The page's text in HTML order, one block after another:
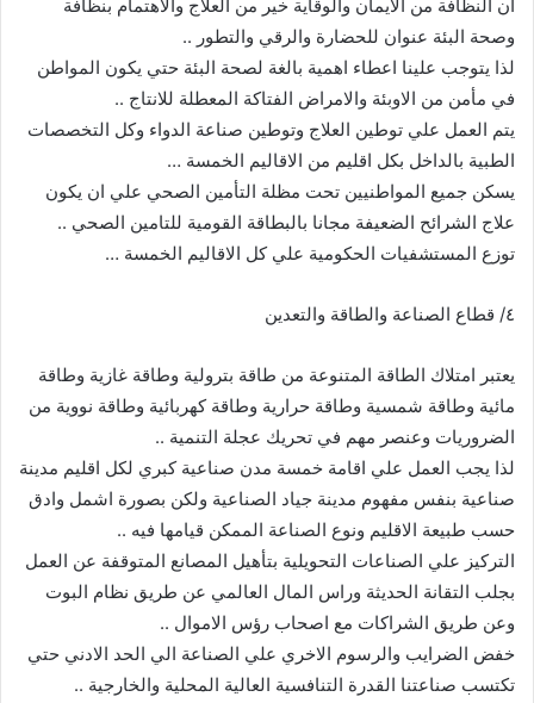
ان النظافة من الايمان والوقاية خير من العلاج والاهتمام بنظافة
وصحة البئة عنوان للحضارة والرقي والتطور ..
لذا يتوجب علينا اعطاء اهمية بالغة لصحة البئة حتي يكون المواطن
في مأمن من الاوبئة والامراض الفتاكة المعطلة للانتاج ..
يتم العمل علي توطين العلاج وتوطين صناعة الدواء وكل التخصصات
الطبية بالداخل بكل اقليم من الاقاليم الخمسة …
يسكن جميع المواطنيين تحت مظلة التأمين الصحي علي ان يكون
علاج الشرائح الضعيفة مجانا بالبطاقة القومية للتامين الصحي ..
توزع المستشفيات الحكومية علي كل الاقاليم الخمسة …
٤/ قطاع الصناعة والطاقة والتعدين
يعتبر امتلاك الطاقة المتنوعة من طاقة بترولية وطاقة غازية وطاقة
مائية وطاقة شمسية وطاقة حرارية وطاقة كهربائية وطاقة نووية من
الضروريات وعنصر مهم في تحريك عجلة التنمية ..
لذا يجب العمل علي اقامة خمسة مدن صناعية كبري لكل اقليم مدينة
صناعية بنفس مفهوم مدينة جياد الصناعية ولكن بصورة اشمل وادق
حسب طبيعة الاقليم ونوع الصناعة الممكن قيامها فيه ..
التركيز علي الصناعات التحويلية بتأهيل المصانع المتوقفة عن العمل
بجلب التقانة الحديثة وراس المال العالمي عن طريق نظام البوت
وعن طريق الشراكات مع اصحاب رؤس الاموال ..
خفض الضرايب والرسوم الاخري علي الصناعة الي الحد الادني حتي
تكتسب صناعتنا القدرة التنافسية العالية المحلية والخارجية ..